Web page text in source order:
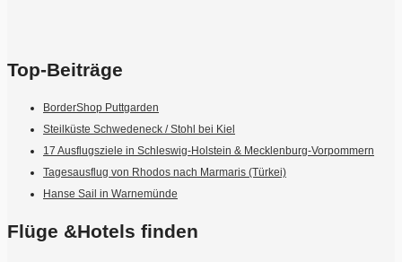
Top-Beiträge
BorderShop Puttgarden
Steilküste Schwedeneck / Stohl bei Kiel
17 Ausflugsziele in Schleswig-Holstein & Mecklenburg-Vorpommern
Tagesausflug von Rhodos nach Marmaris (Türkei)
Hanse Sail in Warnemünde
Flüge &Hotels finden